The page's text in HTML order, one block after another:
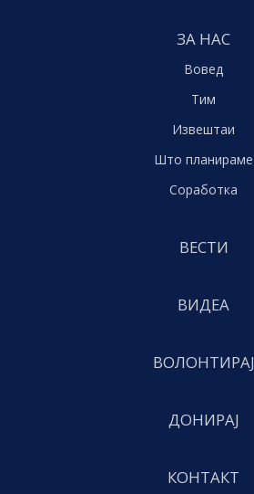
ЗА НАС
Вовед
Тим
Извештаи
Што планираме
Соработка
ВЕСТИ
ВИДЕА
ВОЛОНТИРАЈ
ДОНИРАЈ
КОНТАКТ